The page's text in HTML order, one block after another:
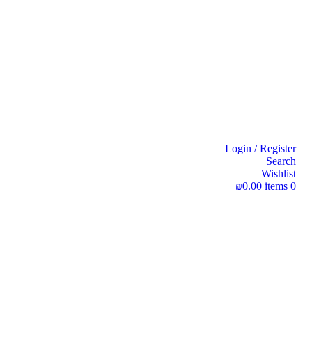
Login / Register
Search
Wishlist
0
items
₪0.00